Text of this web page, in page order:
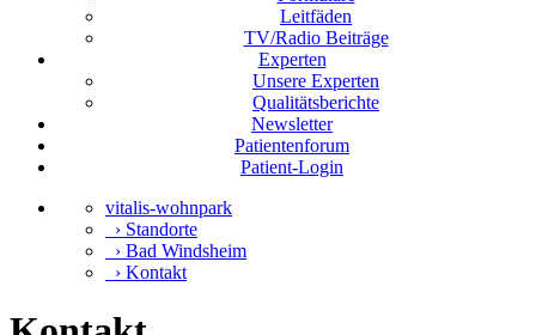
Leitfäden
TV/Radio Beiträge
Experten
Unsere Experten
Qualitätsberichte
Newsletter
Patientenforum
Patient-Login
vitalis-wohnpark
› Standorte
› Bad Windsheim
› Kontakt